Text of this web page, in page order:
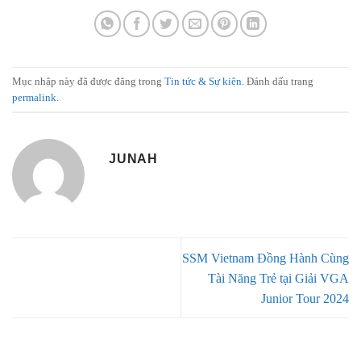
Mục nhập này đã được đăng trong Tin tức & Sự kiện . Đánh dấu trang
permalink
JUNAH
SSM Vietnam Đồng Hành Cùng
Tài Năng Trẻ tại Giải VGA
Junior Tour 2024